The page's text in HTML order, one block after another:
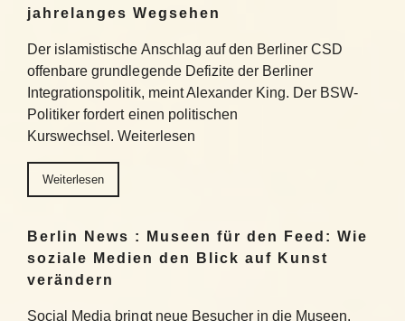
jahrelanges Wegsehen
Der islamistische Anschlag auf den Berliner CSD
offenbare grundlegende Defizite der Berliner
Integrationspolitik, meint Alexander King. Der BSW-
Politiker fordert einen politischen
Kurswechsel. Weiterlesen
Weiterlesen
Berlin News : Museen für den Feed: Wie
soziale Medien den Blick auf Kunst
verändern
Social Media bringt neue Besucher in die Museen.